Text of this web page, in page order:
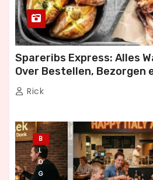
Spareribs Express: Alles
Over Bestellen, Bezorgen
Rick
B
L
O
G